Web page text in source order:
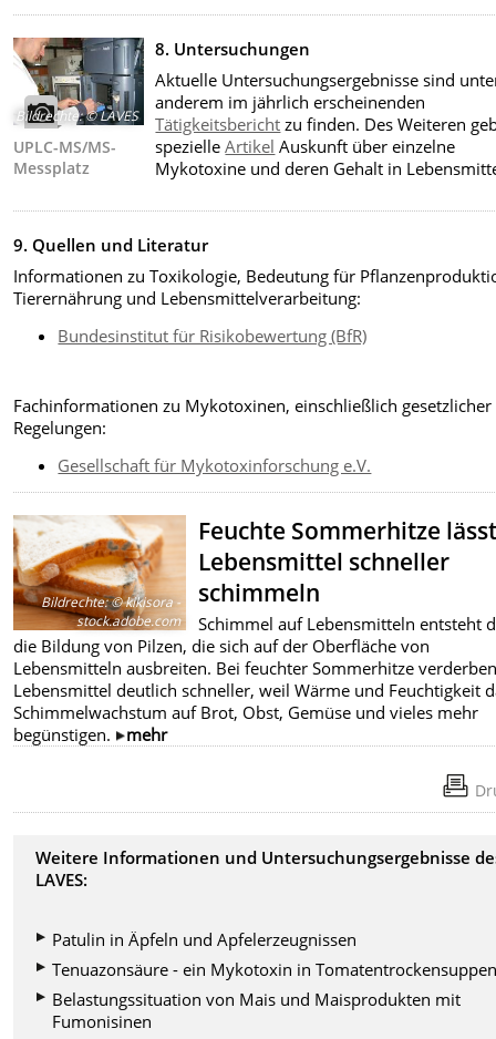
Bildrechte:© LAVES
UPLC-MS/MS-
Messplatz
8. Untersuchungen
Aktuelle Untersuchungsergebnisse sind
anderem im jährlich erscheinenden
Tätigkeitsbericht zu finden. Des Weiteren
spezielleArtikel Auskunft über einzelne
Mykotoxine und deren Gehalt in
9. Quellen und Literatur
Informationen zu Toxikologie, Bedeutung für
Tierernährung und Lebensmittelverarbeitung:
Bundesinstitut für Risikobewertung (BfR)
Fachinformationen zu Mykotoxinen, einschließlich gesetzlicher
Regelungen:
Gesellschaft für Mykotoxinforschung e.V.
Bildrechte:© kikisora -
stock.adobe.com
Feuchte Sommerhitze
Lebensmittel schneller
schimmeln
Schimmel auf Lebensmitteln entsteht
die Bildung von Pilzen, die sich auf der Oberfläche von
Lebensmitteln ausbreiten. Bei feuchter Sommerhitze
Lebensmittel deutlich schneller, weil Wärme und Feuchtigkeit
Schimmelwachstum auf Brot, Obst, Gemüse und vieles mehr
begünstigen.
mehr
Weitere Informationen und Untersuchungsergebnisse
LAVES:
Patulin in Äpfeln und Apfelerzeugnissen
Tenuazonsäure - ein Mykotoxin in
Belastungssituation von Mais und Maisprodukten mit
Fumonisinen